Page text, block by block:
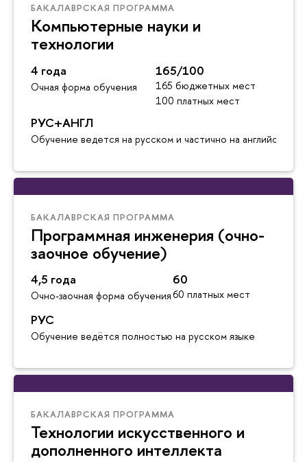
БАКАЛАВРСКАЯ ПРОГРАММА
Компьютерные науки и
технологии
4 года
Очная форма обучения
165/100
165 бюджетных мест
100 платных мест
РУС+АНГЛ
Обучение ведется на русском и частично на английском
БАКАЛАВРСКАЯ ПРОГРАММА
Программная инженерия (очно-
заочное обучение)
4,5 года
Очно-заочная форма обучения
60
60 платных мест
РУС
Обучение ведётся полностью на русском языке
БАКАЛАВРСКАЯ ПРОГРАММА
Технологии искусственного и
дополненного интеллекта